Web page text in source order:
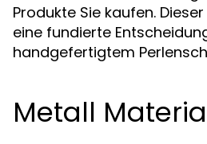
Produkte Sie kaufen.
eine fundierte
handgefertigtem
Metall